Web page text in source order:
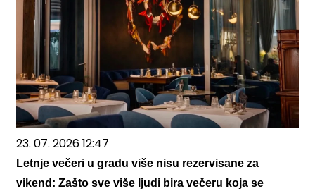
23. 07. 2026 12:47
Letnje večeri u gradu više nisu rezervisane za
vikend: Zašto sve više ljudi bira večeru koja se